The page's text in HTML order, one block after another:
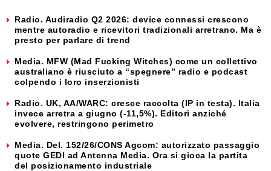
Radio. Audiradio Q2 2026: device connessi crescono
mentre autoradio e ricevitori tradizionali arretrano. Ma è
presto per parlare di trend
Media. MFW (Mad Fucking Witches) come un collettivo
australiano è riusciuto a “spegnere” radio e podcast
colpendo i loro inserzionisti
Radio. UK, AA/WARC: cresce raccolta (IP in testa). Italia
invece arretra a giugno (-11,5%). Editori anziché
evolvere, restringono perimetro
Media. Del. 152/26/CONS Agcom: autorizzato passaggio
quote GEDI ad Antenna Media. Ora si gioca la partita
del posizionamento industriale